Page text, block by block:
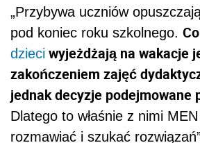
„Przybywa uczniów
pod koniec roku szkolnego.
dzieci wyjeżdżają na wakacje
zakończeniem zajęć
jednak decyzje podejmowane
Dlatego to właśnie z nimi
rozmawiać i szukać